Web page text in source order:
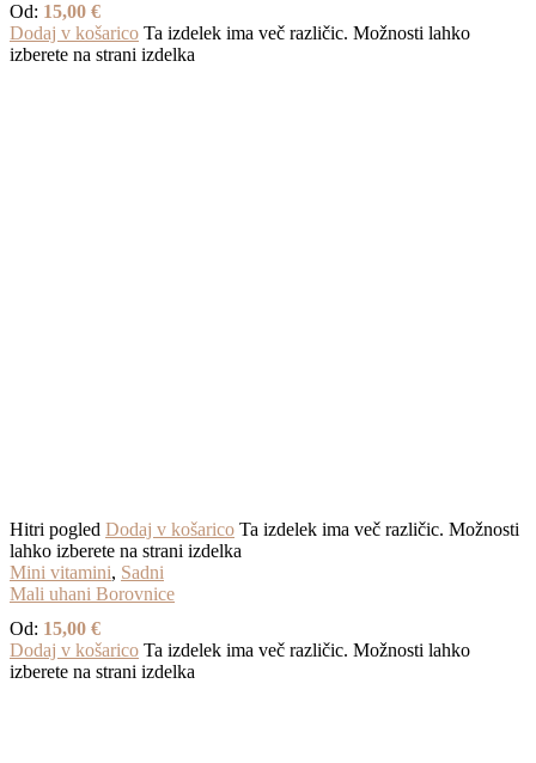
Od: 15,00 €
Dodaj v košarico Ta izdelek ima več različic. Možnosti lahko
izberete na strani izdelka
Hitri pogled Dodaj v košarico Ta izdelek ima več različic. Možnosti
lahko izberete na strani izdelka
Mini vitamini, Sadni
Mali uhani Borovnice
Od: 15,00 €
Dodaj v košarico Ta izdelek ima več različic. Možnosti lahko
izberete na strani izdelka